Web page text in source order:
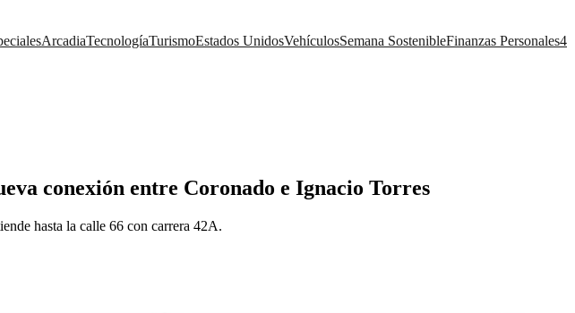
ArcadiaTecnologíaTurismoEstados UnidosVehículosSemana SostenibleFinanzas Personales4
conexión entre Coronado e Ignacio Torres
hasta la calle 66 con carrera 42A.